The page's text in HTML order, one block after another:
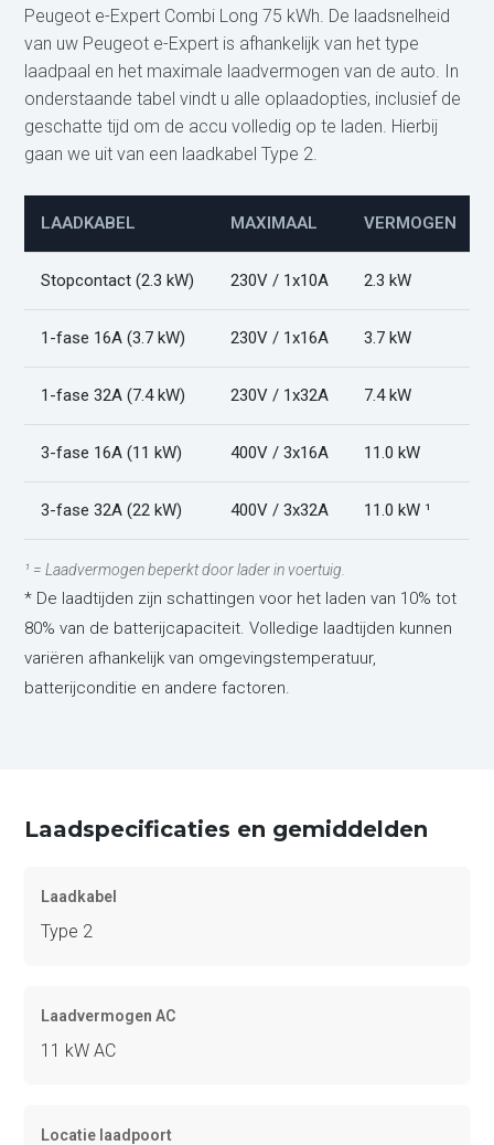
Peugeot e-Expert Combi Long 75 kWh. De laadsnelheid
van uw Peugeot e-Expert is afhankelijk van het type
laadpaal en het maximale laadvermogen van de auto. In
onderstaande tabel vindt u alle oplaadopties, inclusief de
geschatte tijd om de accu volledig op te laden. Hierbij
gaan we uit van een laadkabel Type 2.
LAADKABEL MAXIMAAL VERMOGEN
Stopcontact (2.3 kW) 230V / 1x10A 2.3 kW
1-fase 16A (3.7 kW) 230V / 1x16A 3.7 kW
1-fase 32A (7.4 kW) 230V / 1x32A 7.4 kW
3-fase 16A (11 kW) 400V / 3x16A 11.0 kW
3-fase 32A (22 kW) 400V / 3x32A 11.0 kW ¹
¹ = Laadvermogen beperkt door lader in voertuig.
* De laadtijden zijn schattingen voor het laden van 10% tot
80% van de batterijcapaciteit. Volledige laadtijden kunnen
variëren afhankelijk van omgevingstemperatuur,
batterijconditie en andere factoren.
Laadspecificaties en gemiddelden
Laadkabel
Type 2
Laadvermogen AC
11 kW AC
Locatie laadpoort